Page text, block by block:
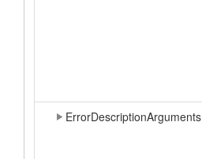
ErrorDescriptionArguments